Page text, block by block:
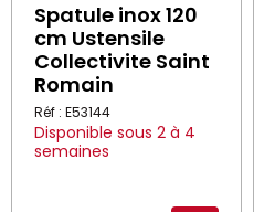
Spatule inox 120
cm Ustensile
Collectivite Saint
Romain
Réf : E53144
Disponible sous 2 à 4
semaines